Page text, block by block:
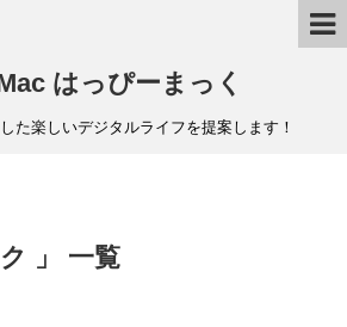
はっぴーまっく
た楽しいデジタルライフを提案します！
」 一覧